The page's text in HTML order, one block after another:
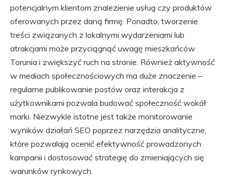
potencjalnym klientom znalezienie usług czy produktów
oferowanych przez daną firmę. Ponadto, tworzenie
treści związanych z lokalnymi wydarzeniami lub
atrakcjami może przyciągnąć uwagę mieszkańców
Torunia i zwiększyć ruch na stronie. Również aktywność
w mediach społecznościowych ma duże znaczenie –
regularne publikowanie postów oraz interakcja z
użytkownikami pozwala budować społeczność wokół
marki. Niezwykle istotne jest także monitorowanie
wyników działań SEO poprzez narzędzia analityczne,
które pozwalają ocenić efektywność prowadzonych
kampanii i dostosować strategię do zmieniających się
warunków rynkowych.